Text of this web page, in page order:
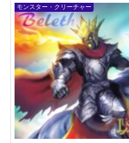
モンスター・クリーチャー